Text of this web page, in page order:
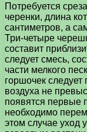
Потребуется
черенки, длина
сантиметров, а
Три-четыре
составит
следует смесь,
части мелкого
горшочек следует
воздуха не
появятся первые
необходимо
этом случае уход